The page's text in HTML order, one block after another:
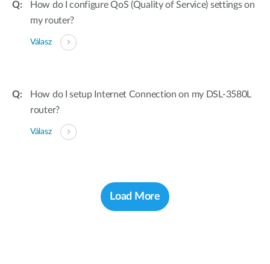
How do I configure QoS (Quality of Service) settings on
my router?
Válasz
How do I setup Internet Connection on my DSL-3580L
router?
Válasz
Load More